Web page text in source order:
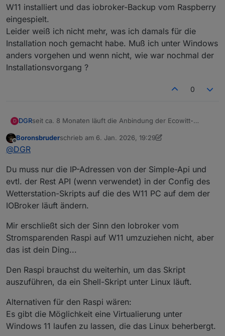
W11 installiert und das iobroker-Backup vom Raspberry
eingespielt.
Leider weiß ich nicht mehr, was ich damals für die
Installation noch gemacht habe. Muß ich unter Windows
anders vorgehen und wenn nicht, wie war nochmal der
Installationsvorgang ?
0
D DGRseit ca. 8 Monaten läuft die Anbindung der Ecowitt-
meiner Sicht ohne Probleme.
eingespielt.
Leider weiß ich nicht mehr, was ich damals für die
Installation noch gemacht habe. Muß ich unter Windows
anders vorgehen und wenn nicht, wie war nochmal der
Installationsvorgang ?
Offline
Boronsbruderschrieb am 6. Jan. 2026, 19:29
zuletzt editiert von Boronsbruder
@DGR
Du muss nur die IP-Adressen von der Simple-Api und
evtl. der Rest API (wenn verwendet) in der Config des
Wetterstation-Skripts auf die des W11 PC auf dem der
IOBroker läuft ändern.
Mir erschließt sich der Sinn den Iobroker vom
Stromsparenden Raspi auf W11 umzuziehen nicht, aber
das ist dein Ding...
Den Raspi brauchst du weiterhin, um das Skript
auszuführen, da ein Shell-Skript unter Linux läuft.
Alternativen für den Raspi wären:
Es gibt die Möglichkeit eine Virtualierung unter
Windows 11 laufen zu lassen, die das Linux beherbergt.